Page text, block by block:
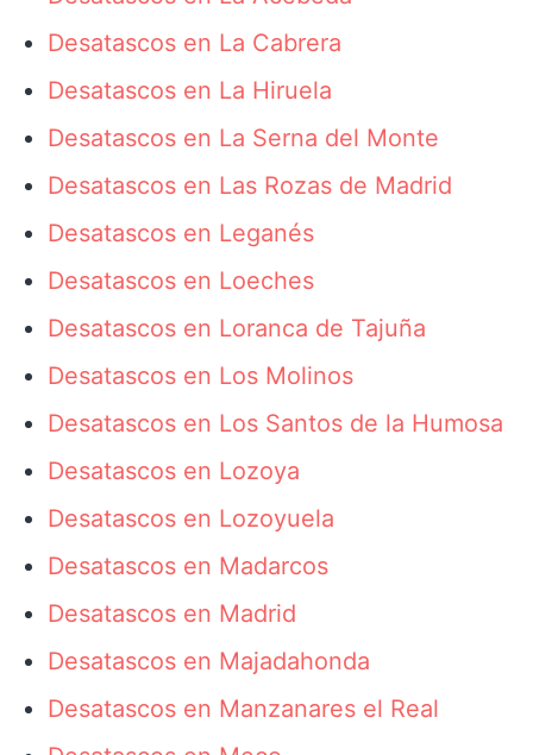
Desatascos en La Cabrera
Desatascos en La Hiruela
Desatascos en La Serna del Monte
Desatascos en Las Rozas de Madrid
Desatascos en Leganés
Desatascos en Loeches
Desatascos en Loranca de Tajuña
Desatascos en Los Molinos
Desatascos en Los Santos de la Humosa
Desatascos en Lozoya
Desatascos en Lozoyuela
Desatascos en Madarcos
Desatascos en Madrid
Desatascos en Majadahonda
Desatascos en Manzanares el Real